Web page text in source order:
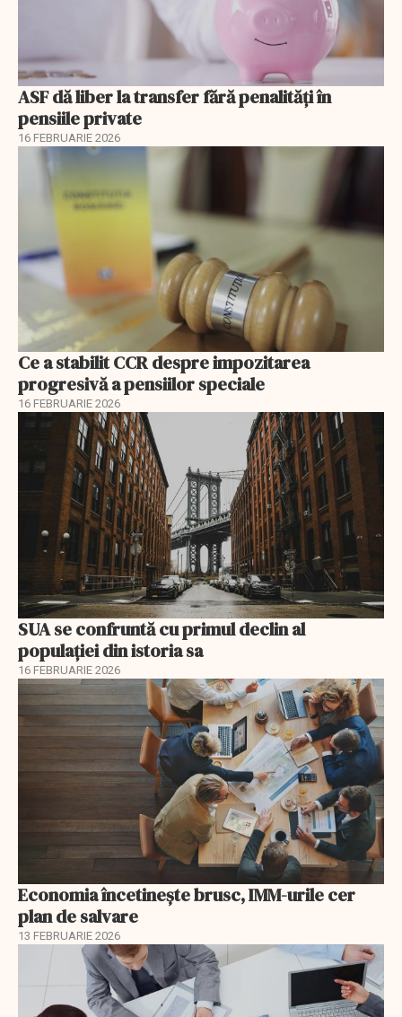
ASF dă liber la transfer fără penalități în
pensiile private
16 FEBRUARIE 2026
Ce a stabilit CCR despre impozitarea
progresivă a pensiilor speciale
16 FEBRUARIE 2026
SUA se confruntă cu primul declin al
populației din istoria sa
16 FEBRUARIE 2026
Economia încetinește brusc, IMM-urile cer
plan de salvare
13 FEBRUARIE 2026